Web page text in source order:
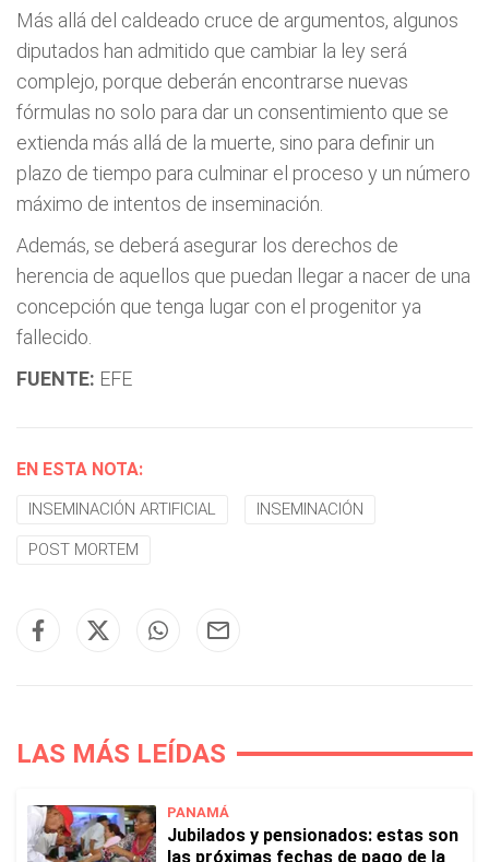
Más allá del caldeado cruce de argumentos, algunos
diputados han admitido que cambiar la ley será
complejo, porque deberán encontrarse nuevas
fórmulas no solo para dar un consentimiento que se
extienda más allá de la muerte, sino para definir un
plazo de tiempo para culminar el proceso y un número
máximo de intentos de inseminación.
Además, se deberá asegurar los derechos de
herencia de aquellos que puedan llegar a nacer de una
concepción que tenga lugar con el progenitor ya
fallecido.
FUENTE: EFE
EN ESTA NOTA:
INSEMINACIÓN ARTIFICIAL INSEMINACIÓN
POST MORTEM
LAS MÁS LEÍDAS
PANAMÁ
Jubilados y pensionados: estas son
las próximas fechas de pago de la